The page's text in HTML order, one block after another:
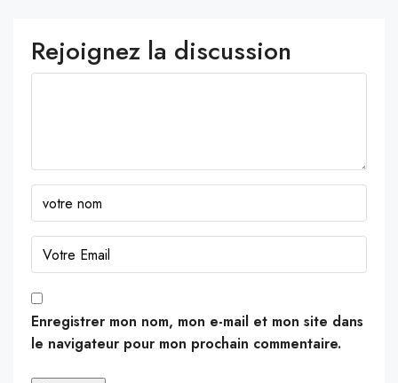
Rejoignez la discussion
Enregistrer mon nom, mon e-mail et mon site dans
le navigateur pour mon prochain commentaire.